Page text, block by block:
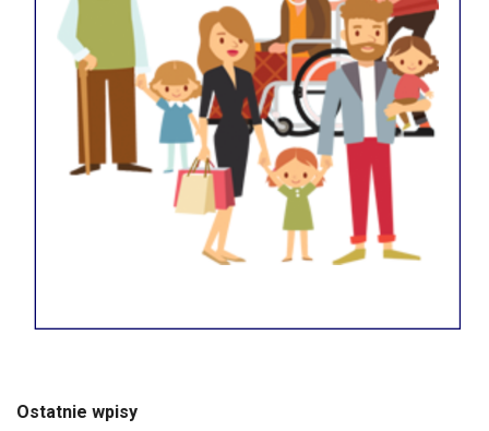
Ostatnie wpisy